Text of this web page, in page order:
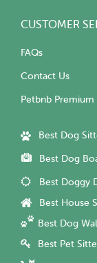
CUSTOMER
FAQs
Contact Us
Petbnb Premium
Best Dog
Best Dog
Best Doggy
Best House
Best Dog
Best Pet